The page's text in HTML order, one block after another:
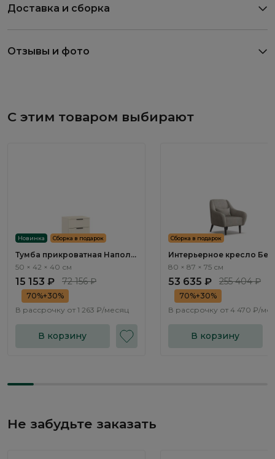
Доставка и сборка
Отзывы и фото
С этим товаром выбирают
Новинка Сборка в подарок
Тумба прикроватная Наполи
/ Napoli NP001.3
50 × 42 × 40 см
15 153 ₽ 72 156 ₽
70%+30%
В рассрочку от 1 263 ₽/месяц
В корзину
Сборка в подарок
Интерьерное кресло
/ Bengal ММ114.3
80 × 87 × 75 см
53 635 ₽ 255 404 ₽
70%+30%
В рассрочку от 4 470 ₽/
В корзину
Не забудьте заказать